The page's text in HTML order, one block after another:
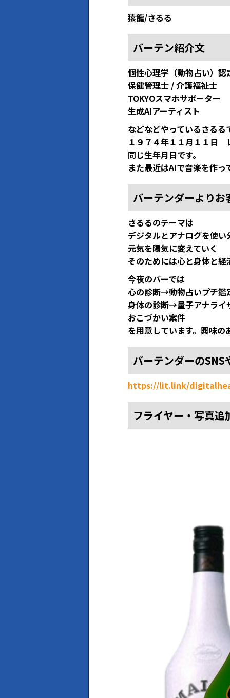
猿龍/さるる
バーテン紹介文
個性心理学（動物占い）
保健管理士 / 介護福祉士
TOKYOスマホサポーター
生成AIアーティスト
などなどやっているさるる
１９７４年１１月１１日
同じ生年月日です。
また最近はAIで音楽を作っ
バーテンダーよりお
さるるのテーマは
デジタルとアナログを使
元気を陽気に変えていく
そのためには心と身体と
今夜のバーでは
心の診断→動物占いプチ鑑
身体の診断→量子アナライ
おこづかい案件
を用意しています。興味
バーテンダーのSNS
https://lit.link/
フライヤー・写真追